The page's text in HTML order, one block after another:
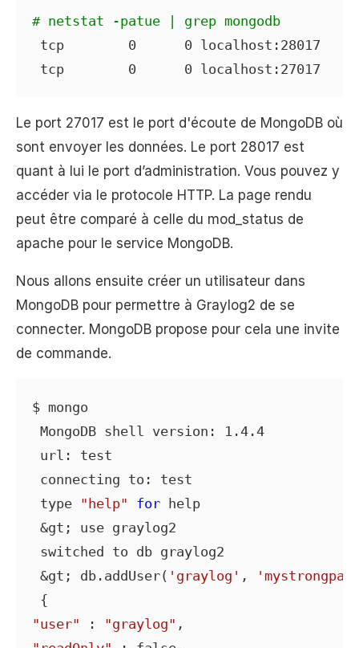
# netstat -patue | grep mongodb
tcp        0      0 localhost:28017
tcp        0      0 localhost:27017
Le port 27017 est le port d'écoute de MongoDB où
sont envoyer les données. Le port 28017 est
quant à lui le port d’administration. Vous pouvez y
accéder via le protocole HTTP. La page rendu
peut être comparé à celle du mod_status de
apache pour le service MongoDB.
Nous allons ensuite créer un utilisateur dans
MongoDB pour permettre à Graylog2 de se
connecter. MongoDB propose pour cela une invite
de commande.
$ mongo
MongoDB shell version: 1.4.4
url: test
connecting to: test
type "help" for help
&gt; use graylog2
switched to db graylog2
&gt; db.addUser( 'graylog' ,
"user" : "graylog"